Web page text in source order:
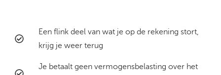
Een flink deel van wat je op de rekening stort,
krijg je weer terug​​
Je betaalt geen vermogensbelasting over het